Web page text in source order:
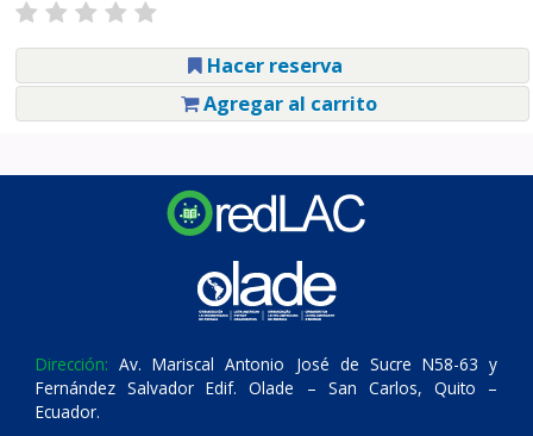
Hacer reserva
Agregar al carrito
Dirección: Av. Mariscal Antonio José de Sucre N58-63 y
Fernández Salvador Edif. Olade – San Carlos, Quito –
Ecuador.